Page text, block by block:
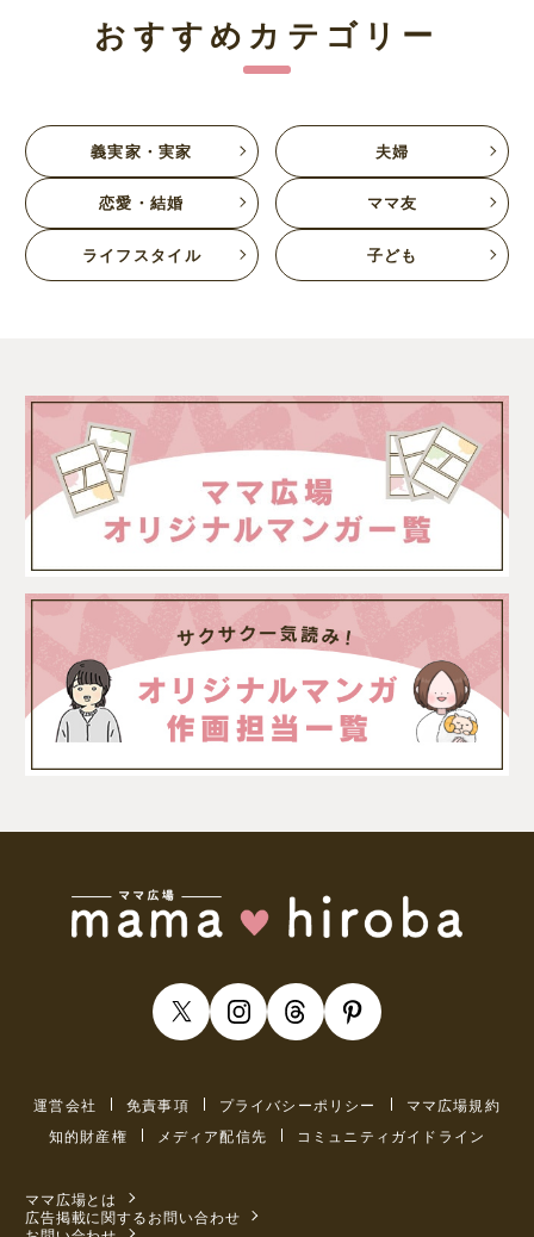
おすすめカテゴリー
義実家・実家 夫婦
恋愛・結婚 ママ友
ライフスタイル 子ども
運営会社 免責事項 プライバシーポリシー
ママ広場規約
知的財産権
メディア配信先 コミュニティガイドライン
ママ広場とは
広告掲載に関するお問い合わせ